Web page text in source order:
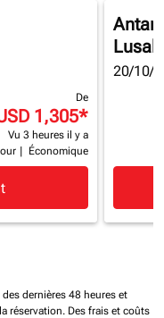
De
1,305*
Vu 3 heures il y a
Économique
20/10/
de cmp-pagination-
dernières 48 heures et
réservation. Des frais et coûts